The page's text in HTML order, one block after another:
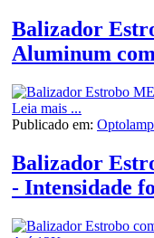
Balizador
Aluminum
Leia mais ...
Publicado em:
Balizador
- Intensidade